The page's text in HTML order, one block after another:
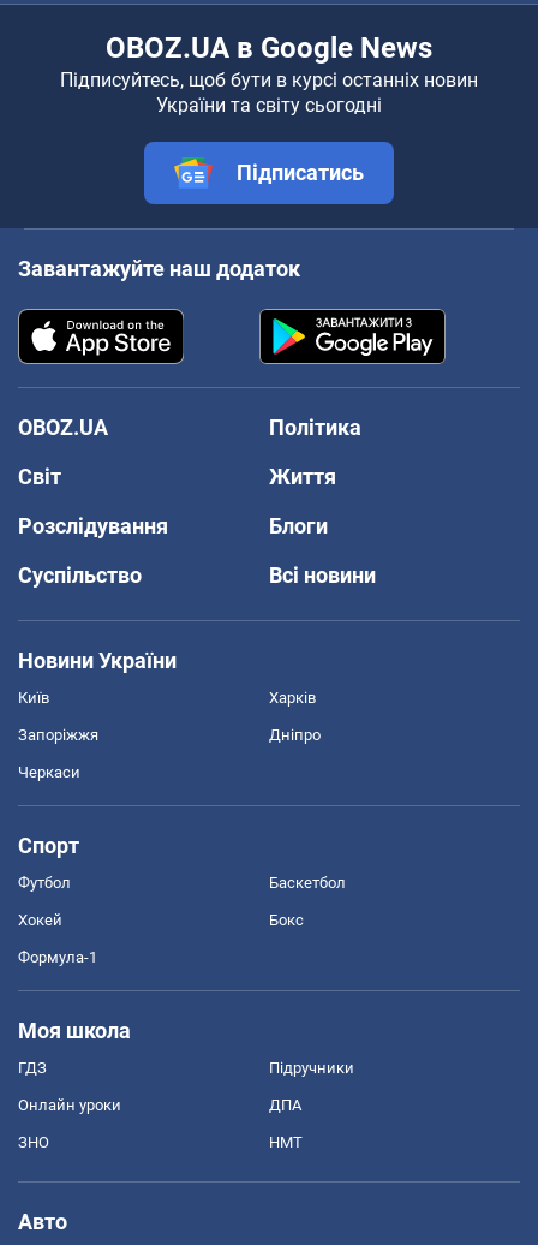
OBOZ.UA в Google News
Підписуйтесь, щоб бути в курсі останніх новин
України та світу сьогодні
Підписатись
Завантажуйте наш додаток
OBOZ.UA
Політика
Світ
Життя
Розслідування
Блоги
Суспільство
Всі новини
Новини України
Київ Харків
Запоріжжя Дніпро
Черкаси
Спорт
Футбол Баскетбол
Хокей Бокс
Формула-1
Моя школа
ГДЗ Підручники
Онлайн уроки ДПА
ЗНО НМТ
Авто